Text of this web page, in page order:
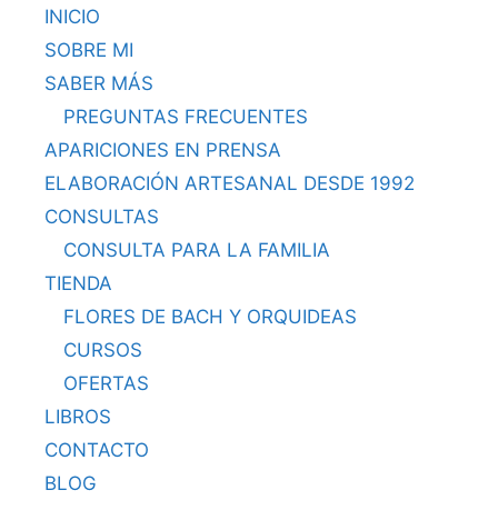
INICIO
SOBRE MI
SABER MÁS
PREGUNTAS FRECUENTES
APARICIONES EN PRENSA
ELABORACIÓN ARTESANAL DESDE 1992
CONSULTAS
CONSULTA PARA LA FAMILIA
TIENDA
FLORES DE BACH Y ORQUIDEAS
CURSOS
OFERTAS
LIBROS
CONTACTO
BLOG